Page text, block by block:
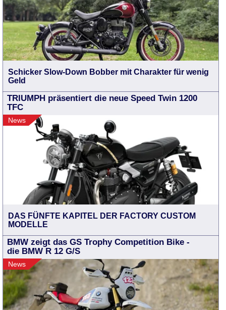
Schicker Slow-Down Bobber mit Charakter für wenig
Geld
TRIUMPH präsentiert die neue Speed Twin 1200
TFC
News
DAS FÜNFTE KAPITEL DER FACTORY CUSTOM
MODELLE
BMW zeigt das GS Trophy Competition Bike -
die BMW R 12 G/S
News